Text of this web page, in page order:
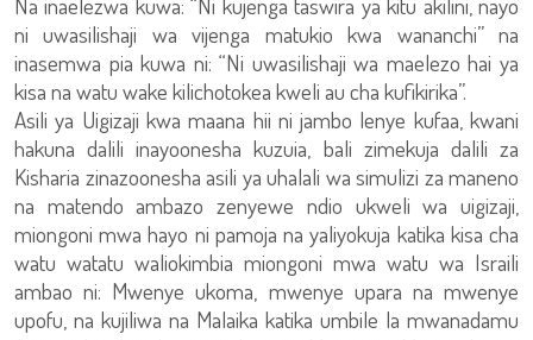
ni uwasilishaji wa vijenga matukio kwa wananchi” na
inasemwa pia kuwa ni: “Ni uwasilishaji wa maelezo hai ya
kisa na watu wake kilichotokea kweli au cha kufikirika”.
Asili ya Uigizaji kwa maana hii ni jambo lenye kufaa, kwani
hakuna dalili inayoonesha kuzuia, bali zimekuja dalili za
Kisharia zinazoonesha asili ya uhalali wa simulizi za maneno
na matendo ambazo zenyewe ndio ukweli wa uigizaji,
miongoni mwa hayo ni pamoja na yaliyokuja katika kisa cha
watu watatu waliokimbia miongoni mwa watu wa Israili
ambao ni: Mwenye ukoma, mwenye upara na mwenye
upofu, na kujiliwa na Malaika katika umbile la mwanadamu